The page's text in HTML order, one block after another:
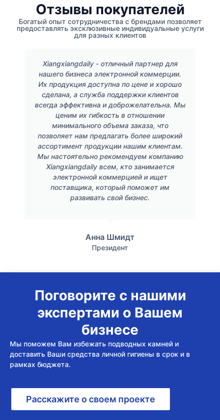
Отзывы покупателей
Богатый опыт сотрудничества с брендами позволяет
предоставлять эксклюзивные индивидуальные услуги
для разных клиентов
Xiangxiangdaily - отличный партнер для
нашего бизнеса электронной коммерции.
Их продукция доступна по цене и хорошо
сделана, а служба поддержки клиентов
всегда эффективна и доброжелательна. Мы
ценим их гибкость в отношении
минимального объема заказа, что
позволяет нам предлагать более широкий
ассортимент продукции нашим клиентам.
Мы настоятельно рекомендуем компанию
Xiangxiangdaily всем, кто занимается
электронной коммерцией и ищет
поставщика, который поможет им
развивать свой бизнес.
Анна Шмидт
Президент
Поговорите с нашими
экспертами о Вашем
бизнесе
Мы поможем Вам избежать подводных камней и
доставить Ваши средства личной гигиены в срок и в
рамках бюджета.
Расскажите о своем проекте